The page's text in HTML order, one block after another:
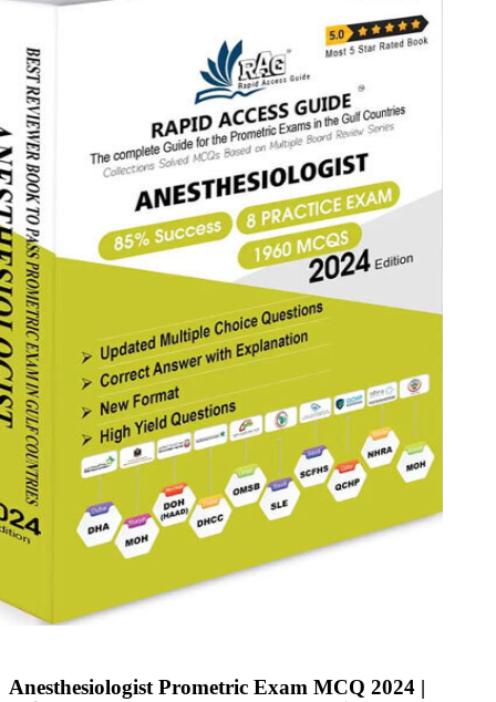
Anesthesiologist Prometric Exam MCQ 2024 |